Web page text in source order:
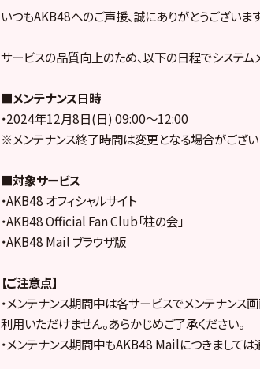
いつもAKB48へのご声援、誠にありがとうございます
サービスの品質向上のため、以下の日程でシステム
■メンテナンス日時
・2024年12月8日(日) 09:00～12:00
※メンテナンス終了時間は変更となる場合がござい
■対象サービス
・AKB48 オフィシャルサイト
・AKB48 Official Fan Club「柱の会」
・AKB48 Mail ブラウザ版
【ご注意点】
・メンテナンス期間中は各サービスでメンテナンス
利用いただけません。あらかじめご了承ください。
・メンテナンス期間中もAKB48 Mailにつきまして